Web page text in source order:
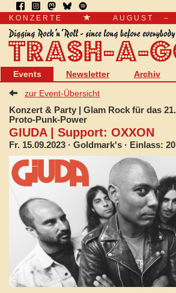
KONZERTE AUGUST –
Events Newsletter Archiv
zur Event-Übersicht
Konzert & Party | Glam Rock für das
Proto-Punk-Power
GIUDA | Support: OXXON
Fr. 15.09.2023 · Goldmark's · Einlass: